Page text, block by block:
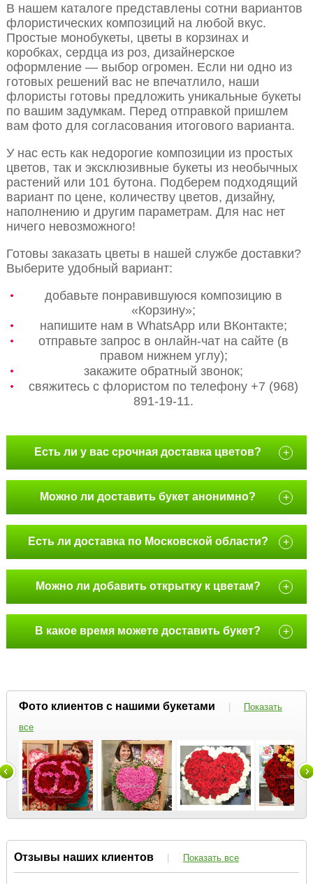
В нашем каталоге представлены сотни вариантов
флористических композиций на любой вкус.
Простые монобукеты, цветы в корзинах и
коробках, сердца из роз, дизайнерское
оформление — выбор огромен. Если ни одно из
готовых решений вас не впечатлило, наши
флористы готовы предложить уникальные букеты
по вашим задумкам. Перед отправкой пришлем
вам фото для согласования итогового варианта.
У нас есть как недорогие композиции из простых
цветов, так и эксклюзивные букеты из необычных
растений или 101 бутона. Подберем подходящий
вариант по цене, количеству цветов, дизайну,
наполнению и другим параметрам. Для нас нет
ничего невозможного!
Готовы заказать цветы в нашей службе доставки?
Выберите удобный вариант:
добавьте понравившуюся композицию в
«Корзину»;
напишите нам в WhatsApp или ВКонтакте;
отправьте запрос в онлайн-чат на сайте (в
правом нижнем углу);
закажите обратный звонок;
свяжитесь с флористом по телефону +7 (968)
891-19-11.
Есть ли у вас срочная доставка цветов? +
Можно ли доставить букет анонимно? +
Есть ли доставка по Московской области? +
Можно ли добавить открытку к цветам? +
В какое время можете доставить букет? +
Фото клиентов с нашими букетами |
Показать
все
Отзывы наших клиентов | Показать все